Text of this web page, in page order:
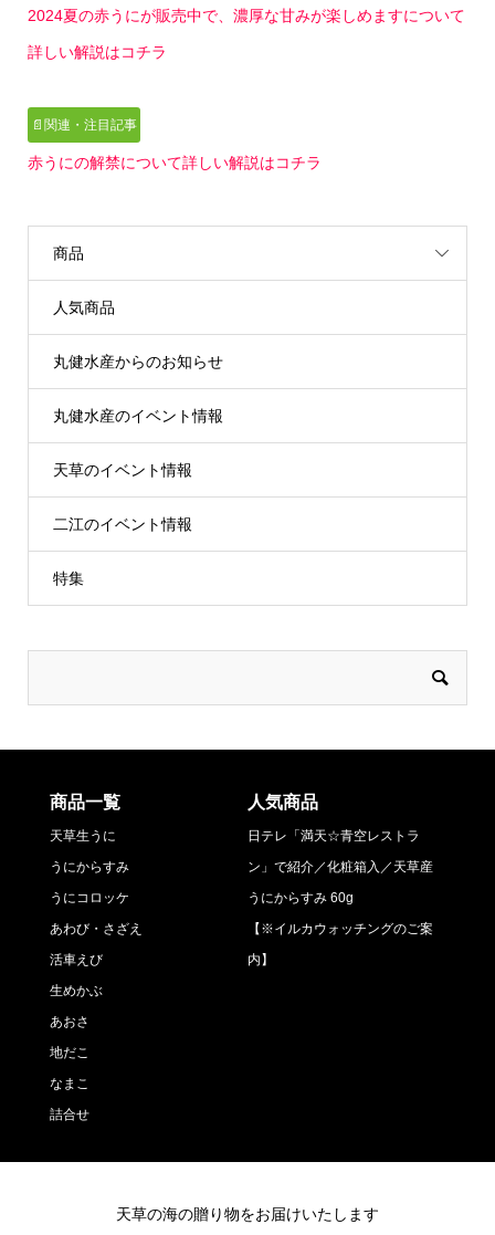
2024夏の赤うにが販売中で、濃厚な甘みが楽しめますについて
詳しい解説はコチラ
📄関連・注目記事
赤うにの解禁について詳しい解説はコチラ
商品
人気商品
丸健水産からのお知らせ
丸健水産のイベント情報
天草のイベント情報
二江のイベント情報
特集
商品一覧
天草生うに
うにからすみ
うにコロッケ
あわび・さざえ
活車えび
生めかぶ
あおさ
地だこ
なまこ
詰合せ
人気商品
日テレ「満天☆青空レストラ
ン」で紹介／化粧箱入／天草産
うにからすみ 60g
【※イルカウォッチングのご案
内】
天草の海の贈り物をお届けいたします